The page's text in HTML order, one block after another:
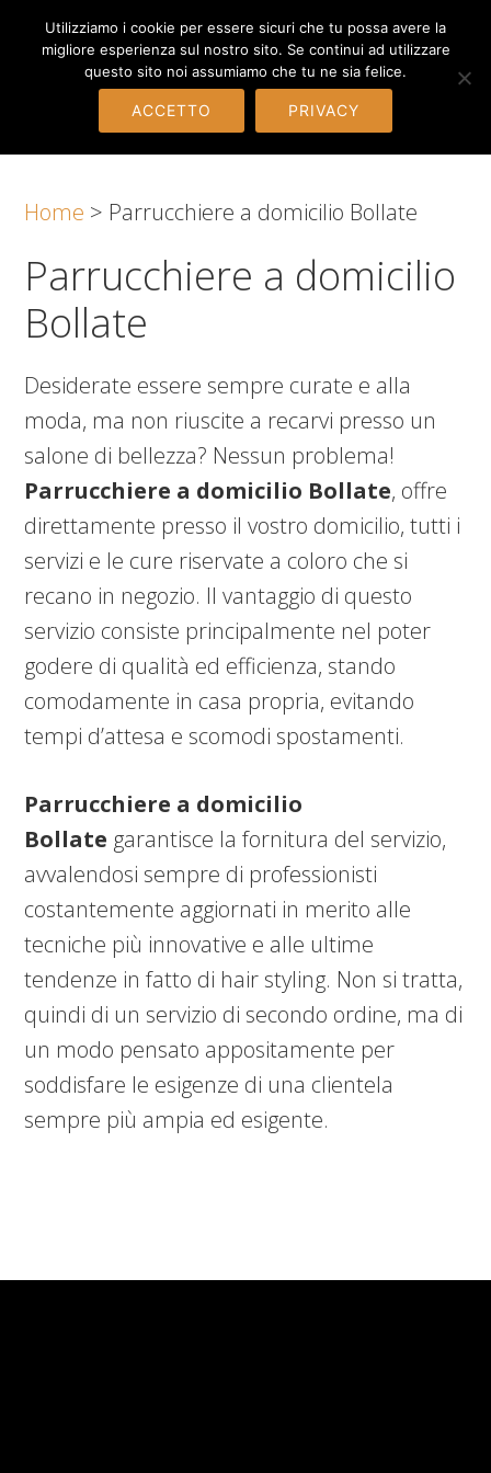
Passa
navigazione
Passa
contenuto
Passa
pagina
Parrucchiere Rho
Home > Parrucchiere a domicilio Bollate
Parrucchiere a domicilio
Bollate
Desiderate essere sempre curate e alla
moda, ma non riuscite a recarvi presso un
salone di bellezza? Nessun problema!
Parrucchiere a domicilio Bollate, offre
direttamente presso il vostro domicilio, tutti i
servizi e le cure riservate a coloro che si
recano in negozio. Il vantaggio di questo
servizio consiste principalmente nel poter
godere di qualità ed efficienza, stando
comodamente in casa propria, evitando
tempi d’attesa e scomodi spostamenti.
Parrucchiere a domicilio
Bollate garantisce la fornitura del servizio,
avvalendosi sempre di professionisti
costantemente aggiornati in merito alle
tecniche più innovative e alle ultime
tendenze in fatto di hair styling. Non si tratta,
quindi di un servizio di secondo ordine, ma di
un modo pensato appositamente per
soddisfare le esigenze di una clientela
sempre più ampia ed esigente.
Utilizziamo i cookie per essere sicuri che tu possa avere la
migliore esperienza sul nostro sito. Se continui ad utilizzare
questo sito noi assumiamo che tu ne sia felice.
ACCETTO PRIVACY